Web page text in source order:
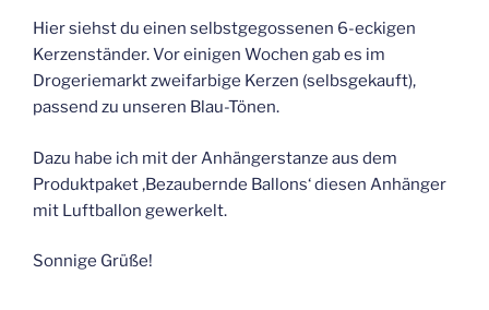
Hier siehst du einen selbstgegossenen 6-eckigen
Kerzenständer. Vor einigen Wochen gab es im
Drogeriemarkt zweifarbige Kerzen (selbsgekauft),
passend zu unseren Blau-Tönen.
Dazu habe ich mit der Anhängerstanze aus dem
Produktpaket ‚Bezaubernde Ballons‘ diesen Anhänger
mit Luftballon gewerkelt.
Sonnige Grüße!